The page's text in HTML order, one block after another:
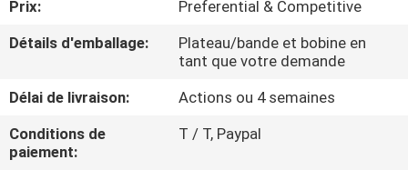
DE
QUALITÉ
CONTACTEZ-
NOUS
Prix:
Preferential & Competitive
Détails d'emballage:
Plateau/bande et bobine en
tant que votre demande
Délai de livraison:
Actions ou 4 semaines
Conditions de
paiement:
T / T, Paypal